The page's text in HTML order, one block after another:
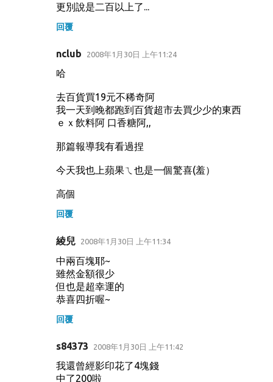
更別說是二百以上了...
回覆
nclub 2008年1月30日 上午11:24
哈
去百貨買19元不稀奇阿
我一天到晚都跑到百貨超市去買少少的東西
ｅｘ飲料阿 口香糖阿,,
那篇報導我有看過捏
今天我也上蘋果ㄟ也是一個驚喜(羞）
高個
回覆
綾兒 2008年1月30日 上午11:34
中兩百塊耶~
雖然金額很少
但也是超幸運的
恭喜四折喔~
回覆
s84373 2008年1月30日 上午11:42
我還曾經影印花了4塊錢
中了200啦